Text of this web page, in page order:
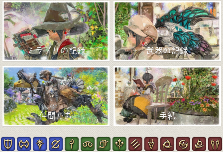
ミラプリの記録 武器の記録
仲間たち 手紙